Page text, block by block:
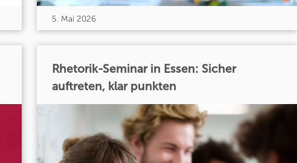
5. Mai 2026
Rhetorik-Seminar in Essen: Sicher
auftreten, klar punkten